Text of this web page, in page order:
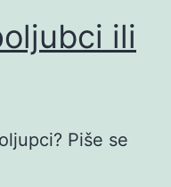
ili
Piše se